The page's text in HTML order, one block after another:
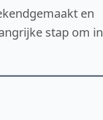
en
stap om in